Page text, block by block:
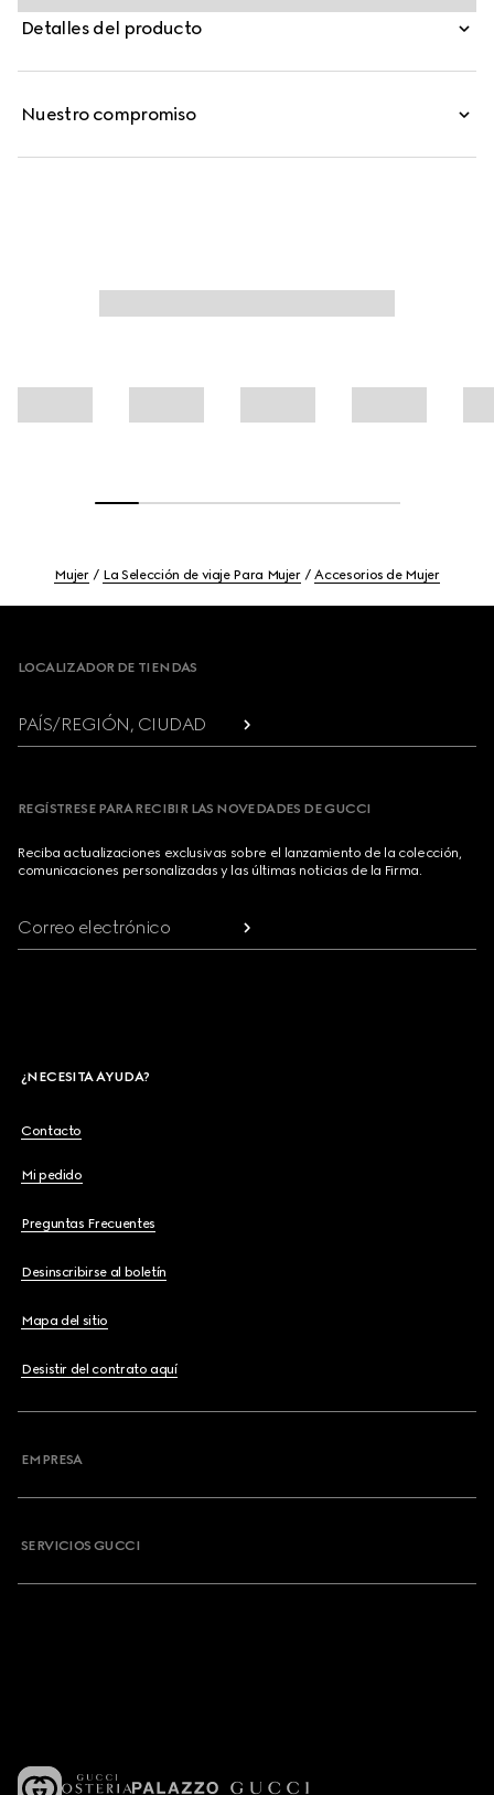
narrativa en continua evolución de Gucci.
Detalles del producto
Nuestro compromiso
Mujer La Selección de viaje Para Mujer Accesorios de Mujer
LOCALIZADOR DE TIENDAS
PAÍS/REGIÓN, CIUDAD
REGÍSTRESE PARA RECIBIR LAS NOVEDADES DE GUCCI
Reciba actualizaciones exclusivas sobre el lanzamiento de la colección,
comunicaciones personalizadas y las últimas noticias de la Firma.
Correo electrónico
¿NECESITA AYUDA?
Contacto
Mi pedido
Preguntas Frecuentes
Desinscribirse al boletín
Mapa del sitio
Desistir del contrato aquí
EMPRESA
SERVICIOS GUCCI